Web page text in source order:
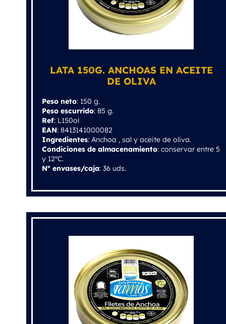
LATA 150G. ANCHOAS EN ACEITE
DE OLIVA
Peso neto: 150 g.
Peso escurrido: 85 g.
Ref: L150ol
EAN: 8413141000082
Ingredientes: Anchoa , sal y aceite de oliva.
Condiciones de almacenamiento: conservar entre 5
y 12ºC.
Nº envases/caja: 36 uds.